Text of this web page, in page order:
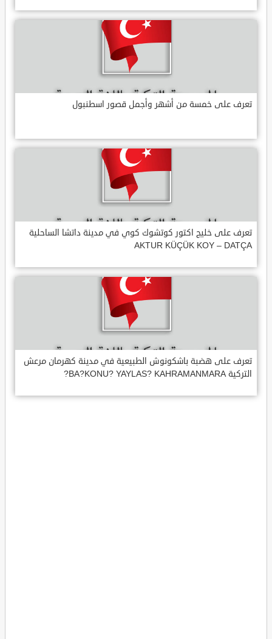
تعرف على خمسة من أشهر وأجمل قصور اسطنبول
تعرف على خليج اكتور كوتشوك كوي في مدينة داتشا الساحلية
AKTUR KÜÇÜK KOY – DATÇA
تعرف على هضبة باشكونوش الطبيعية في مدينة كهرمان مرعش
التركية BA?KONU? YAYLAS? KAHRAMANMARA?